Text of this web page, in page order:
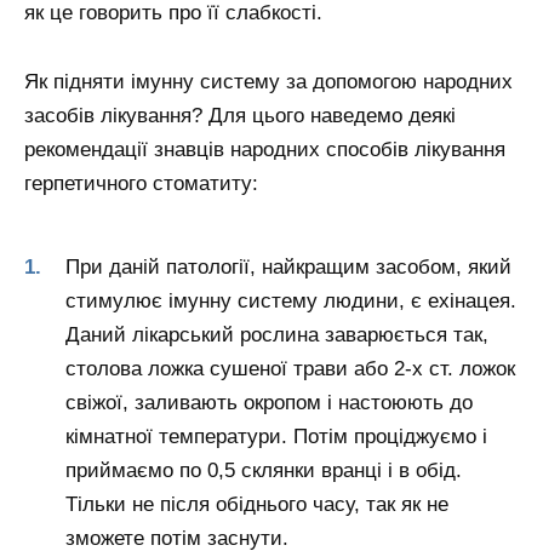
як це говорить про її слабкості.
Як підняти імунну систему за допомогою народних
засобів лікування? Для цього наведемо деякі
рекомендації знавців народних способів лікування
герпетичного стоматиту:
При даній патології, найкращим засобом, який
стимулює імунну систему людини, є ехінацея.
Даний лікарський рослина заварюється так,
столова ложка сушеної трави або 2-х ст. ложок
свіжої, заливають окропом і настоюють до
кімнатної температури. Потім проціджуємо і
приймаємо по 0,5 склянки вранці і в обід.
Тільки не після обіднього часу, так як не
зможете потім заснути.